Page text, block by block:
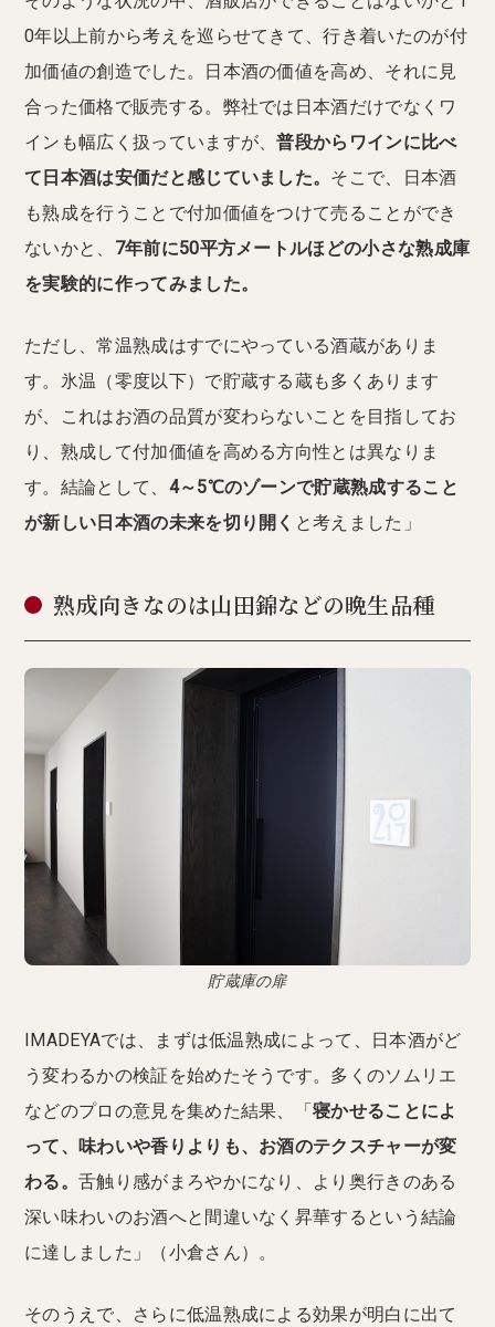
0年以上前から考えを巡らせてきて、行き着いたのが付
加価値の創造でした。日本酒の価値を高め、それに見
合った価格で販売する。弊社では日本酒だけでなくワ
インも幅広く扱っていますが、普段からワインに比べ
て日本酒は安価だと感じていました。 そこで、日本酒
も熟成を行うことで付加価値をつけて売ることができ
ないかと、 7年前に50平方メートルほどの小さな熟成庫
を実験的に作ってみました。
ただし、常温熟成はすでにやっている酒蔵がありま
す。氷温（零度以下）で貯蔵する蔵も多くあります
が、これはお酒の品質が変わらないことを目指してお
り、熟成して付加価値を高める方向性とは異なりま
す。結論として、 4～5℃のゾーンで貯蔵熟成すること
が新しい日本酒の未来を切り開く と考えました」
熟成向きなのは山田錦などの晩生品種
貯蔵庫の扉
IMADEYAでは、まずは低温熟成によって、日本酒がど
う変わるかの検証を始めたそうです。多くのソムリエ
などのプロの意見を集めた結果、「寝かせることによ
って、味わいや香りよりも、お酒のテクスチャーが変
わる。 舌触り感がまろやかになり、より奥行きのある
深い味わいのお酒へと間違いなく昇華するという結論
に達しました」（小倉さん）。
そのうえで、さらに低温熟成による効果が明白に出て